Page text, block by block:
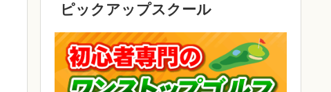
ピックアップスクール